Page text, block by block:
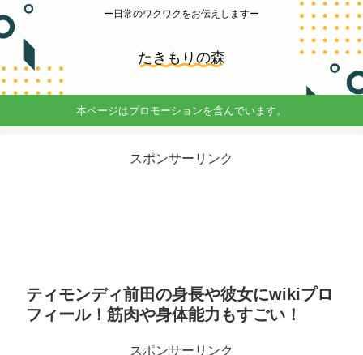
ー日常のワクワクをお伝えしますー
たきもりの森
本ページはプロモーションを含んでいます。
スポンサーリンク
ティモンディ前田の身長や彼女にwikiプロ
フィール！筋肉や身体能力もすごい！
スポンサーリンク